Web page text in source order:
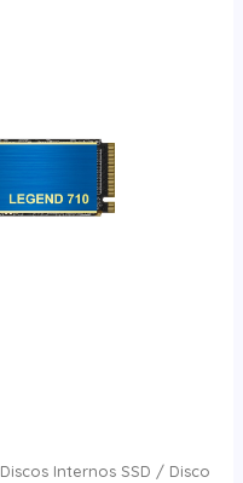
Discos Internos SSD / Disco